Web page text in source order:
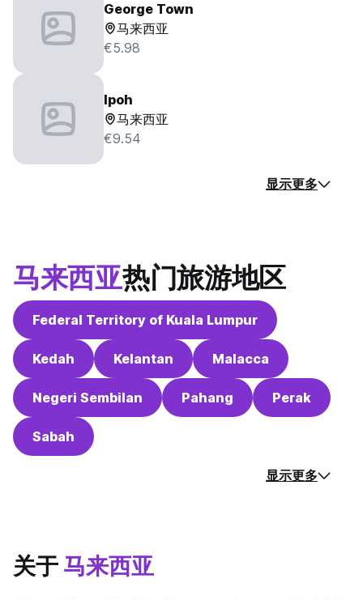
George Town
马来西亚
€5.98
Ipoh
马来西亚
€9.54
显示更多
马来西亚热门旅游地区
Federal Territory of Kuala Lumpur
Kedah Kelantan Malacca
Negeri Sembilan Pahang Perak
Sabah
显示更多
关于马来西亚